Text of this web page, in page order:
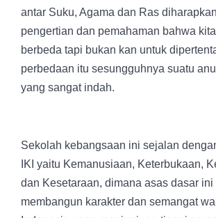
antar Suku, Agama dan Ras
pengertian dan pemahaman bahwa
berbeda tapi bukan kan untuk
perbedaan itu sesungguhnya suatu
yang sangat indah.
Sekolah kebangsaan ini sejalan
IKI yaitu Kemanusiaan, Keterbukaan,
dan Kesetaraan, dimana asas dasar ini
membangun karakter dan semangat